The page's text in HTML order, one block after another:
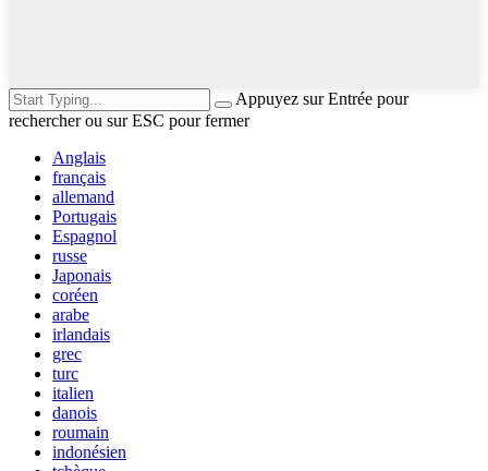
Appuyez sur Entrée pour
rechercher ou sur ESC pour fermer
Anglais
français
allemand
Portugais
Espagnol
russe
Japonais
coréen
arabe
irlandais
grec
turc
italien
danois
roumain
indonésien